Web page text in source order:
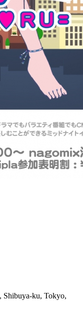
Shibuya-ku, Tokyo,